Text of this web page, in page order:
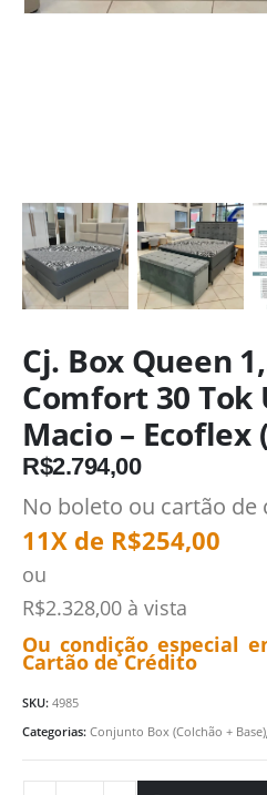
Cj. Box Queen
Comfort 30 Tok
Macio – Ecoflex
R$2.794,00
No boleto ou cartão de
11X de R$254,00
ou
R$2.328,00 à vista
Ou condição especial
Cartão de Crédito
SKU: 4985
Categorias: Conjunto Box (Colchão + Base)